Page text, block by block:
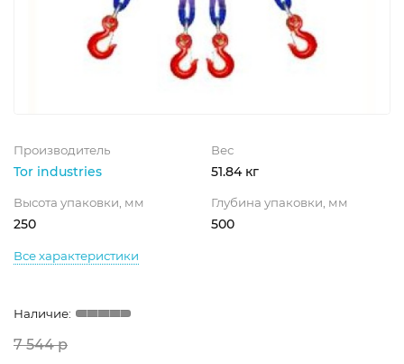
Производитель
Tor industries
Вес
51.84 кг
Высота упаковки, мм
250
Глубина упаковки, мм
500
Все характеристики
7 544 р